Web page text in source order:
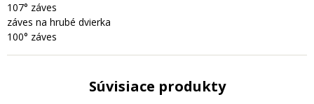
107° záves
záves na hrubé dvierka
100° záves
Súvisiace produkty